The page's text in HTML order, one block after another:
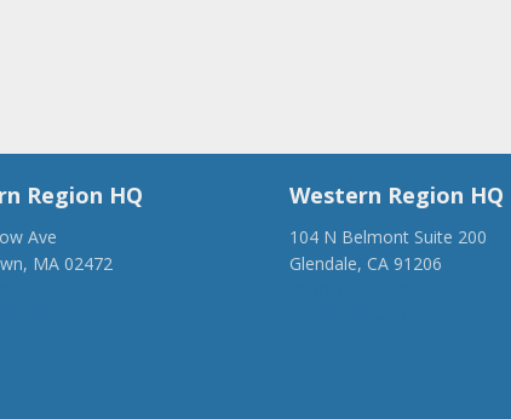
Region HQ
Ave
MA 02472
Western Region HQ
104 N Belmont Suite 200
Glendale, CA 91206